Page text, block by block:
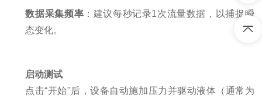
数据采集频率 ：建议每秒记录1次流量数据，以捕捉瞬
态变化。
启动测试
点击“开始"后，设备自动施加压力并驱动液体（通常为